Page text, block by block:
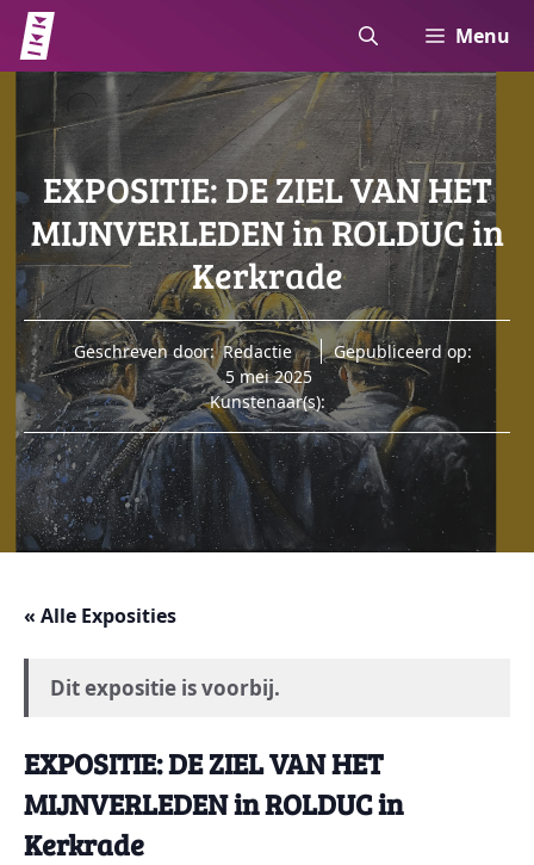
naar
de
inhoud
Menu
EXPOSITIE: DE ZIEL VAN HET
MIJNVERLEDEN in ROLDUC in
Kerkrade
Geschreven door: Redactie
Gepubliceerd op:
5 mei 2025
Kunstenaar(s):
« Alle Exposities
Dit expositie is voorbij.
EXPOSITIE: DE ZIEL VAN HET
MIJNVERLEDEN in ROLDUC in
Kerkrade